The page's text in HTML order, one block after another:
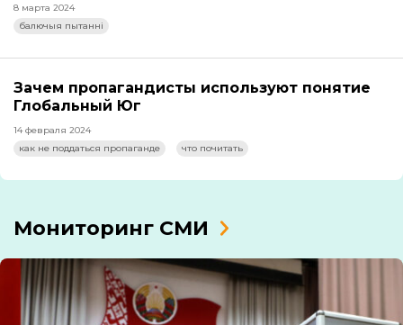
8 марта 2024
балючыя пытанні
Зачем пропагандисты используют понятие
Глобальный Юг
14 февраля 2024
как не поддаться пропаганде
что почитать
Мониторинг СМИ